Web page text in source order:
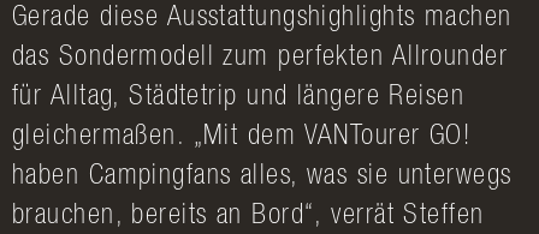
Gerade diese Ausstattungshighlights machen
das Sondermodell zum perfekten Allrounder
für Alltag, Städtetrip und längere Reisen
gleichermaßen. „Mit dem VANTourer GO!
haben Campingfans alles, was sie unterwegs
brauchen, bereits an Bord“, verrät Steffen